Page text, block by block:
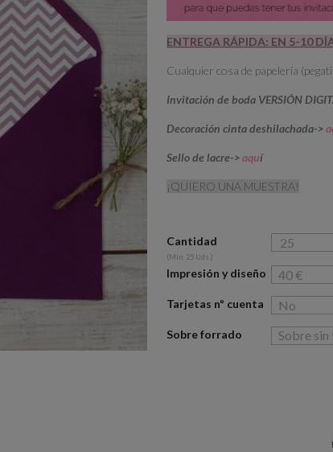
ENTREGA RÁPIDA: EN 5-10
Cualquier cosa de papelería
Invitación de boda VERSIÓN
Decoración cinta deshilachada->
Sello de lacre->aquí
¡QUIERO UNA MUESTRA!
Cantidad
(Min. 25 Uds.)
Impresión y diseño
Tarjetas nº cuenta
Sobre forrado